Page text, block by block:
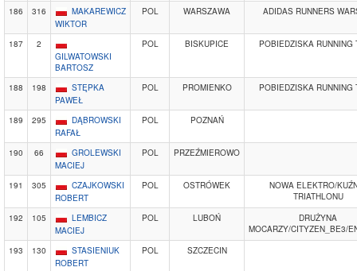
186 316
MAKAREWICZ
WIKTOR
POL WARSZAWA ADIDAS RUNNERS
187
2
GILWATOWSKI
BARTOSZ
POL BISKUPICE POBIEDZISKA RUNNING
188 198
STĘPKA
PAWEŁ
POL PROMIENKO POBIEDZISKA RUNNING
189 295
DĄBROWSKI
RAFAŁ
POL POZNAŃ
190 66
GROLEWSKI
MACIEJ
POL PRZEŹMIEROWO
191 305
CZAJKOWSKI
ROBERT
POL OSTRÓWEK
NOWA ELEKTRO/
TRIATHLONU
192
105
LEMBICZ
MACIEJ
POL LUBOŃ
DRUŻYNA
MOCARZY/CITYZEN_BE3/
193
130
STASIENIUK
ROBERT
POL SZCZECIN